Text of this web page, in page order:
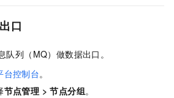
口
列（MQ）做数据出口。
台控制台。
节点管理 >节点分组。